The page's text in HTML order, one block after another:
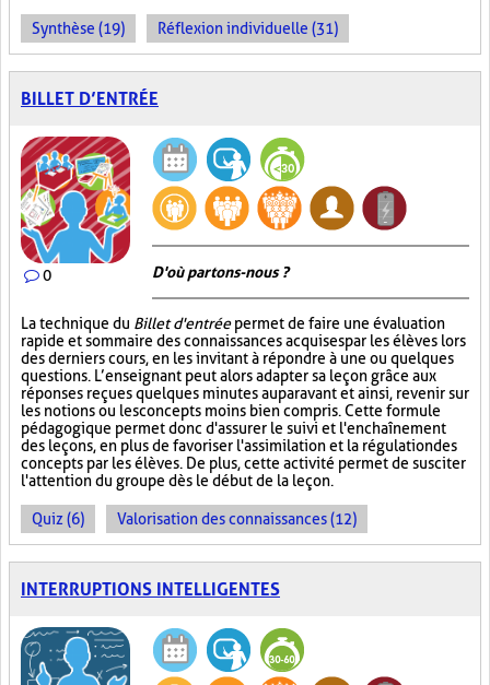
Synthèse (19) Réflexion individuelle (31)
BILLET D’ENTRÉE
0 D'où partons-nous ?
La technique du Billet d'entréepermet de faire une évaluation
rapide et sommaire des connaissances acquises par les élèves lors
des derniers cours, en les invitant à répondre à une ou quelques
questions. L’enseignant peut alors adapter sa leçon grâce aux
réponses reçues quelques minutes auparavant et ainsi, revenir sur
les notions ou les concepts moins bien compris. Cette formule
pédagogique permet donc d'assurer le suivi et l'enchaînement
des leçons, en plus de favoriser l'assimilation et la régulation des
concepts par les élèves. De plus, cette activité permet de susciter
l'attention du groupe dès le début de la leçon.
Quiz (6) Valorisation des connaissances (12)
INTERRUPTIONS INTELLIGENTES